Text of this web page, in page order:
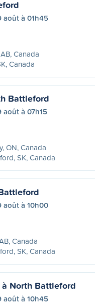
août à 01h45
Canada
Canada
Battleford
août à 07h15
ON, Canada
SK, Canada
août à 10h00
Canada
SK, Canada
North Battleford
août à 10h45